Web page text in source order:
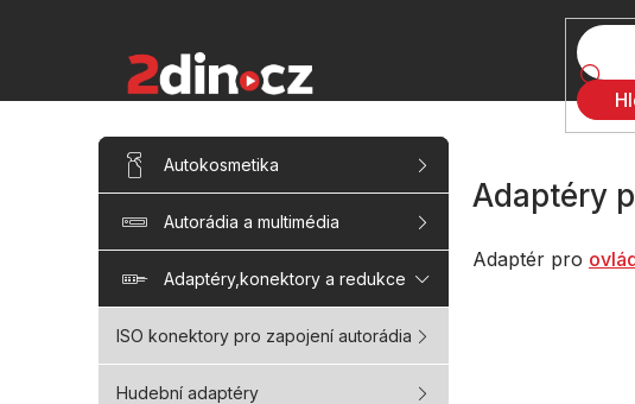
P
s
r
n
í
Přeskočit
kategorieAutokosmetika
Autorádia a multimédia
Adaptéry,konektory a redukce
ISO konektory pro zapojení autorádia
Hudební adaptéry
Adaptéry
Adaptér pro